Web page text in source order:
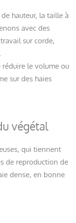
hauteur, la taille à
avec des
sur corde,
réduire le volume ou
sur des haies
végétal
qui tiennent
de reproduction de
dense, en bonne